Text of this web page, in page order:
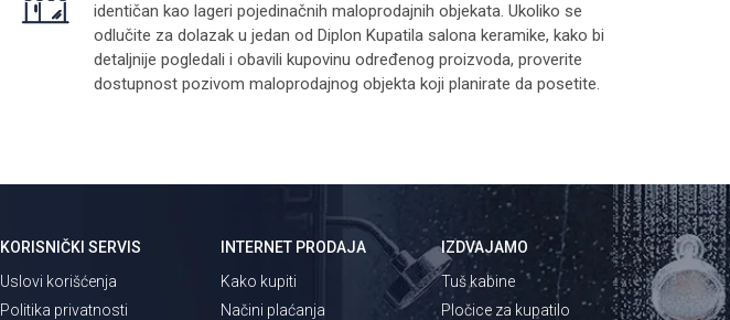
identičan kao lageri pojedinačnih maloprodajnih objekata. Ukoliko se
odlučite za dolazak u jedan od Diplon Kupatila salona keramike, kako bi
detaljnije pogledali i obavili kupovinu određenog proizvoda, proverite
dostupnost pozivom maloprodajnog objekta koji planirate da posetite.
KORISNIČKI SERVIS
Uslovi korišćenja
Politika privatnosti
INTERNET PRODAJA
Kako kupiti
Načini plaćanja
IZDVAJAMO
Tuš kabine
Pločice za kupatilo